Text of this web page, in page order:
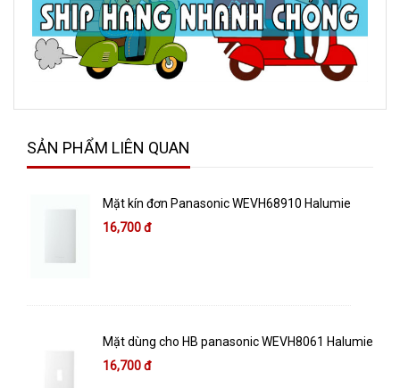
SẢN PHẨM LIÊN QUAN
Mặt kín đơn Panasonic WEVH68910 Halumie
16,700 đ
Mặt dùng cho HB panasonic WEVH8061 Halumie
16,700 đ